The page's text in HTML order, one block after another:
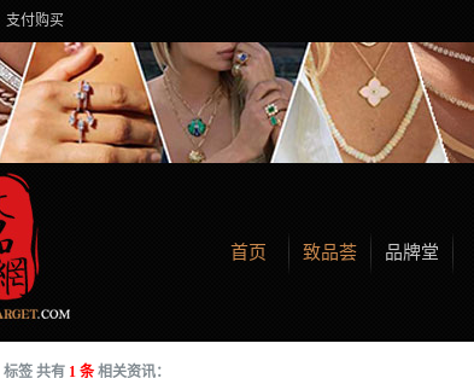
支付购买
首页 致品荟 品牌堂
标签 共有 1 条相关资讯：